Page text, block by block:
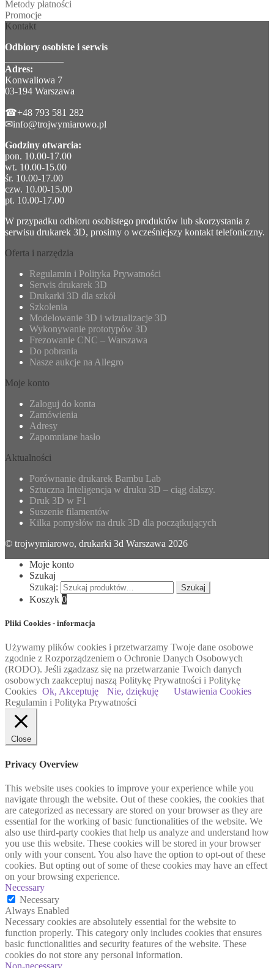
Metody płatności
Promocje
Kontakt
Odbiory osobiste i serwis
Adres:
Konwaliowa 7
03-194 Warszawa
☎+48 793 581 282
✉info@trojwymiarowo.pl
Godziny otwarcia:
pon. 10.00-17.00
wt. 10.00-15.00
śr. 10.00-17.00
czw. 10.00-15.00
pt. 10.00-17.00
W przypadku odbioru osobistego produktów lub skorzystania z
serwisu drukarek 3D, prosimy o wcześniejszy kontakt telefoniczny.
Oferta i narzędzia
Regulamin i Polityka Prywatności
Serwis drukarek 3D
Drukarki 3D dla szkół
Szkolenia
Modelowanie 3D i wizualizacje 3D
Wykonywanie prototypów 3D
Frezowanie CNC – Warszawa
Do pobrania
Nasze aukcje na Allegro
Moje konto
Zaloguj do konta
Zamówienia
Adresy
Zapomniane hasło
Aktualności
Porównanie drukarek Bambu Lab
Sztuczna Inteligencja w druku 3D – ciąg dalszy.
Druk 3D w F1
Suszenie filamentów
Kilka pomysłów na druk 3D dla początkujących
© trojwymiarowo, drukarki 3d Warszawa 2026
Moje konto
Szukaj
Szukaj:
Szukaj
Koszyk 0
Pliki Cookies - informacja
Używamy plików cookies i przetwarzamy Twoje dane osobowe
zgodnie z Rozporządzeniem o Ochronie Danych Osobowych
(RODO). Jeśli zgadzasz się na przetwarzanie Twoich danych
osobowych zaakceptuj naszą Politykę Prywatności i Politykę
Cookies Ok, Akceptuję Nie, dziękuję
Ustawienia Cookies
Regulamin i Polityka Prywatności
Close
Privacy Overview
This website uses cookies to improve your experience while you
navigate through the website. Out of these cookies, the cookies that
are categorized as necessary are stored on your browser as they are
essential for the working of basic functionalities of the website. We
also use third-party cookies that help us analyze and understand how
you use this website. These cookies will be stored in your browser
only with your consent. You also have the option to opt-out of these
cookies. But opting out of some of these cookies may have an effect
on your browsing experience.
Necessary
Necessary
Always Enabled
Necessary cookies are absolutely essential for the website to
function properly. This category only includes cookies that ensures
basic functionalities and security features of the website. These
cookies do not store any personal information.
Non-necessary